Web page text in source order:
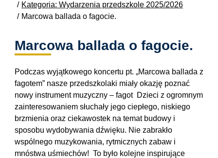
Kategoria: Wydarzenia przedszkole 2025/2026
Marcowa ballada o fagocie.
Marcowa ballada o fagocie.
Podczas wyjątkowego koncertu pt. „Marcowa ballada z
fagotem” nasze przedszkolaki miały okazję poznać
nowy instrument muzyczny – fagot Dzieci z ogromnym
zainteresowaniem słuchały jego ciepłego, niskiego
brzmienia oraz ciekawostek na temat budowy i
sposobu wydobywania dźwięku. Nie zabrakło
wspólnego muzykowania, rytmicznych zabaw i
mnóstwa uśmiechów! To było kolejne inspirujące